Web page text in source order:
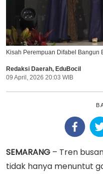
Kisah Perempuan Difabel Bangun
Redaksi Daerah, EduBocil
09 April, 2026 20:03 WIB
SEMARANG – Tren
tidak hanya menuntut